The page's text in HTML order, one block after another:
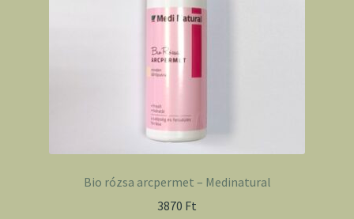
Bio rózsa arcpermet – Medinatural
3870 Ft